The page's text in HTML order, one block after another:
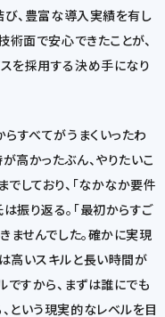
、豊富な導入実績を有し
術面で安心できたことが、
を採用する決め手になり
すべてがうまくいったわ
高かったぶん、やりたいこ
しており、「なかなか要件
振り返る。「最初からすご
ませんでした。確かに実現
高いスキルと長い時間が
ですから、まずは誰にでも
という現実的なレベルを目